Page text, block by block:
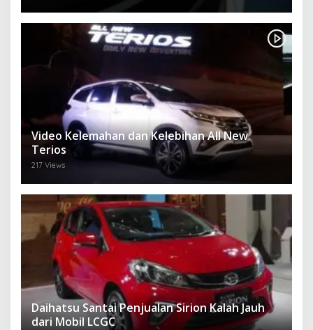
Video Kelemahan dan Kelebihan All New
Terios
217 Views
Daihatsu Santai Penjualan Sirion Kalah Jauh
dari Mobil LCGC